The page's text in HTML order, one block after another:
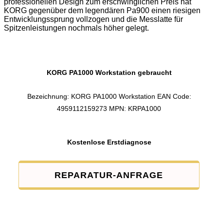
KORG gegenüber dem legendären Pa900 einen riesigen
Entwicklungssprung vollzogen und die Messlatte für
Spitzenleistungen nochmals höher gelegt.
KORG PA1000 Workstation gebraucht
Bezeichnung: KORG PA1000 Workstation EAN Code:
4959112159273 MPN: KRPA1000
Kostenlose Erstdiagnose
REPARATUR-ANFRAGE